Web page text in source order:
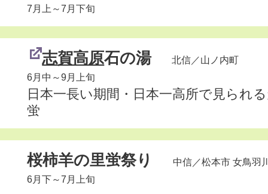
7月上～7月下旬
志賀高原石の湯 北信 ／山ノ内町
6月中～9月上旬
日本一長い期間・日本一高所で見られ
蛍
桜柿羊の里蛍祭り 中信 ／松本市 女鳥羽
6月下～7月上旬